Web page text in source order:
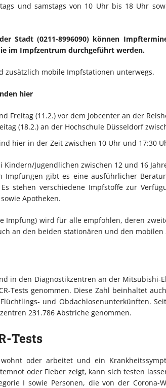
und samstags von 10 Uhr bis 18 Uhr
Stadt (0211-8996090) können
im Impfzentrum durchgeführt werden.
zusätzlich mobile Impfstationen unterwegs.
hier
Freitag (11.2.) vor dem Jobcenter an der
(18.2.) an der Hochschule Düsseldorf
hier in der Zeit zwischen 10 Uhr und 17:30
Kindern/Jugendlichen zwischen 12 und 16
Impfungen gibt es eine ausführlicher
stehen verschiedene Impfstoffe zur
Apotheken.
Impfung) wird für alle empfohlen, deren
an den beiden stationären und den mobilen
in den Diagnostikzentren an der Mitsubishi-
Tests genommen. Diese Zahl beinhaltet
und Obdachlosenunterkünften.
231.786 Abstriche genommen.
Tests
oder arbeitet und ein
oder Fieber zeigt, kann sich testen
I sowie Personen, die von der Corona-
Die